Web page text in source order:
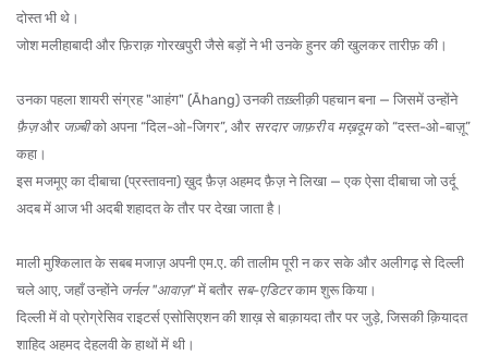
दोस्त भी थे।
जोश मलीहाबादी और फ़िराक़ गोरखपुरी जैसे बड़ों ने भी उनके हुनर की खुलकर तारीफ़ की।
उनका पहला शायरी संग्रह"आहंग" (Āhang) उनकी तख़्लीक़ी पहचान बना — जिसमें उन्होंने
फ़ैज़और जज़्बीको अपना “दिल-ओ-जिगर”, और सरदार जाफ़रीव मख़दूमको “दस्त-ओ-बाज़ू”
कहा।
इस मजमूए का दीबाचा (प्रस्तावना) ख़ुद फ़ैज़ अहमद फ़ैज़ ने लिखा — एक ऐसा दीबाचा जो उर्दू
अदब में आज भी अदबी शहादत के तौर पर देखा जाता है।
माली मुश्किलात के सबब मजाज़ अपनी एम.ए. की तालीम पूरी न कर सके और अलीगढ़ से दिल्ली
चले आए, जहाँ उन्होंने जर्नल "आवाज़" में बतौर सब-एडिटरकाम शुरू किया।
दिल्ली में वो प्रोग्रेसिव राइटर्स एसोसिएशनकी शाख़ से बाक़ायदा तौर पर जुड़े, जिसकी क़ियादत
शाहिद अहमद देहलवी के हाथों में थी।